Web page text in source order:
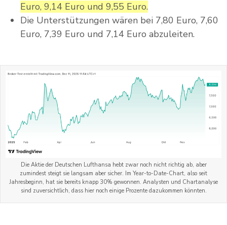
Euro, 9,14 Euro und 9,55 Euro.
Die Unterstützungen wären bei 7,80 Euro, 7,60
Euro, 7,39 Euro und 7,14 Euro abzuleiten.
Die Aktie der Deutschen Lufthansa hebt zwar noch nicht richtig ab, aber
zumindest steigt sie langsam aber sicher. Im Year-to-Date-Chart, also seit
Jahresbeginn, hat sie bereits knapp 30% gewonnen. Analysten und Chartanalyse
sind zuversichtlich, dass hier noch einige Prozente dazukommen könnten.